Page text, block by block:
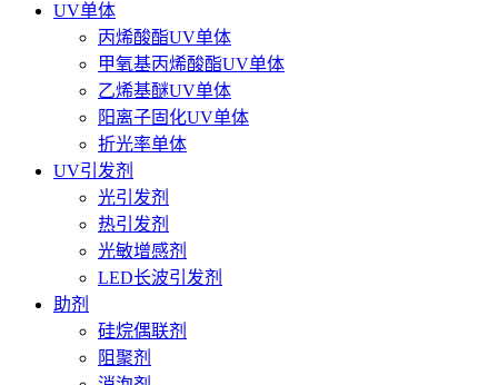
UV单体
丙烯酸酯UV单体
甲氧基丙烯酸酯UV单体
乙烯基醚UV单体
阳离子固化UV单体
折光率单体
UV引发剂
光引发剂
热引发剂
光敏增感剂
LED长波引发剂
助剂
硅烷偶联剂
阻聚剂